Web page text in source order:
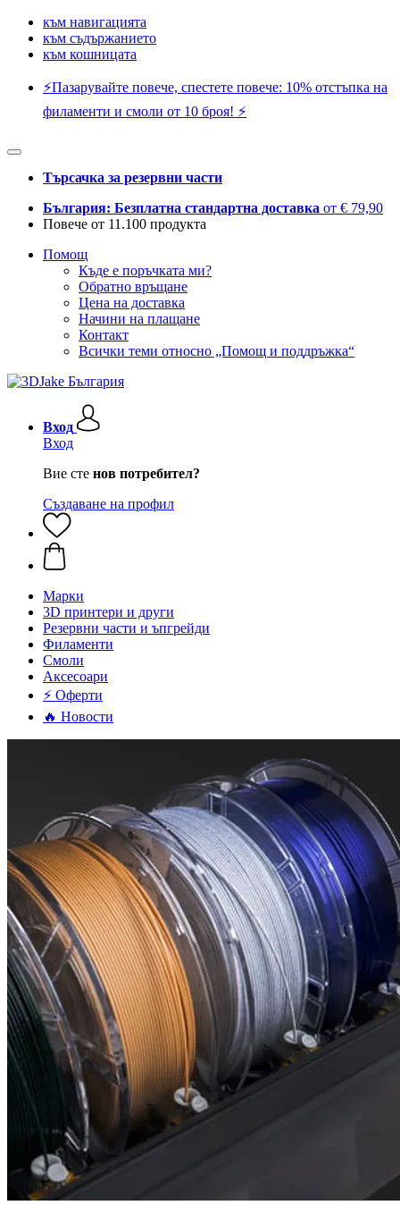
към навигацията
към съдържанието
към кошницата
⚡️Пазарувайте повече, спестете повече: 10% отстъпка на
филаменти и смоли от 10 броя! ⚡️
Търсачка за резервни части
България: Безплатна стандартна доставка от € 79,90
Повече от 11.100 продукта
Помощ
Къде е поръчката ми?
Обратно връщане
Цена на доставка
Начини на плащане
Контакт
Всички теми относно „Помощ и поддръжка“
Вход
Вход
Вие сте нов потребител?
Създаване на профил
Mарки
3D принтери и други
Резервни части и ъпгрейди
Филаменти
Смоли
Аксесоари
⚡ Оферти
🔥 Новости